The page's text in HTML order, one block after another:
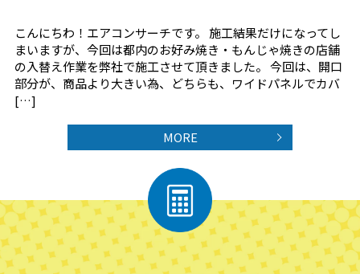
こんにちわ！エアコンサーチです。 施工結果だけになってし
まいますが、今回は都内のお好み焼き・もんじゃ焼きの店舗
の入替え作業を弊社で施工させて頂きました。 今回は、開口
部分が、商品より大きい為、どちらも、ワイドパネルでカバ
[…]
MORE